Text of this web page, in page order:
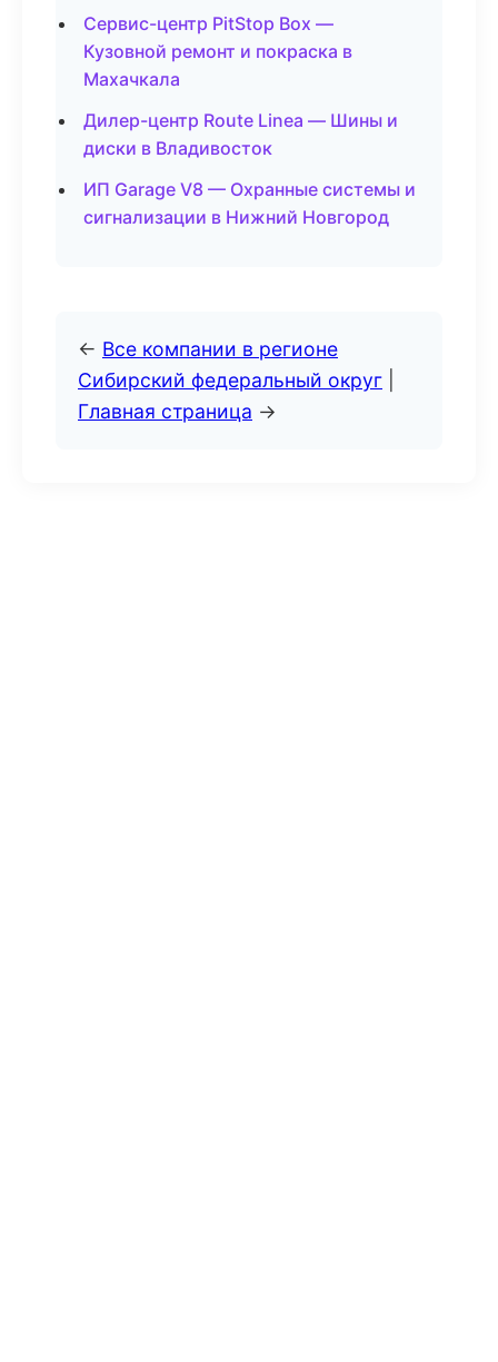
Сервис-центр PitStop Box —
Кузовной ремонт и покраска в
Махачкала
Дилер-центр Route Linea — Шины и
диски в Владивосток
ИП Garage V8 — Охранные системы и
сигнализации в Нижний Новгород
← Все компании в регионе
Сибирский федеральный округ
Главная страница →